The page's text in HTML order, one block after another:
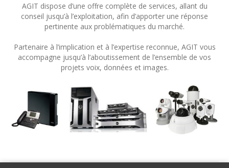
AGIT dispose d’une offre complète de services, allant du
conseil jusqu’à l’exploitation, afin d’apporter une réponse
pertinente aux problématiques du marché.
Partenaire à l’implication et à l’expertise reconnue, AGIT vous
accompagne jusqu’à l’aboutissement de l’ensemble de vos
projets voix, données et images.